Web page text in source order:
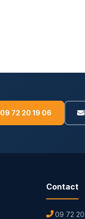
09 72 20 19 06
Contact
09 72